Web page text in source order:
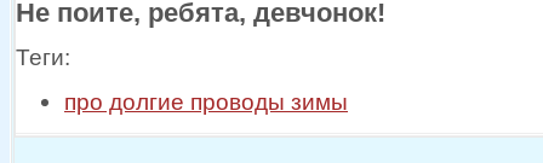
Не поите, ребята, девчонок!
Теги:
про долгие проводы зимы